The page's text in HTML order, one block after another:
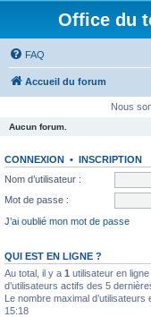
Office du
FAQ
Accueil du forum
Nous
Aucun forum.
CONNEXION • INSCRIPTION
Nom d’utilisateur :
Mot de passe :
J’ai oublié mon mot de passe
QUI EST EN LIGNE ?
Au total, il y a 1 utilisateur en
d’utilisateurs actifs des 5
Le nombre maximal
15:18